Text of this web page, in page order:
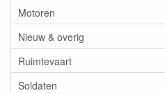
Motoren
Nieuw & overig
Ruimtevaart
Soldaten